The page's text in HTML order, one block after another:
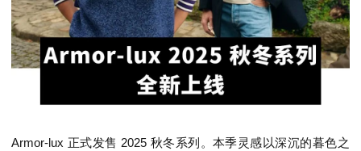
Armor-lux 正式发售 2025 秋冬系列。本季灵感以深沉的暮色之